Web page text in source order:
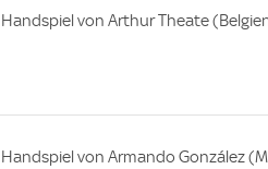
Handspiel von Arthur Theate
Handspiel von Armando González